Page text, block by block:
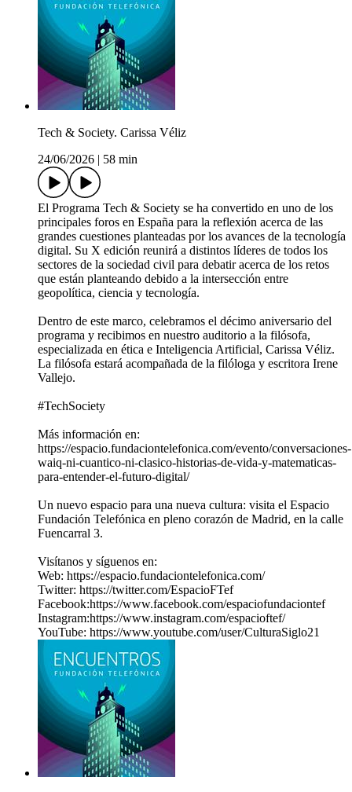
Tech & Society. Carissa Véliz
24/06/2026
58 min
El Programa Tech & Society se ha convertido en uno de los
principales foros en España para la reflexión acerca de las
grandes cuestiones planteadas por los avances de la tecnología
digital. Su X edición reunirá a distintos líderes de todos los
sectores de la sociedad civil para debatir acerca de los retos
que están planteando debido a la intersección entre
geopolítica, ciencia y tecnología.
Dentro de este marco, celebramos el décimo aniversario del
programa y recibimos en nuestro auditorio a la filósofa,
especializada en ética e Inteligencia Artificial, Carissa Véliz.
La filósofa estará acompañada de la filóloga y escritora Irene
Vallejo.
#TechSociety
Más información en:
https://espacio.fundaciontelefonica.com/evento/conversaciones-
waiq-ni-cuantico-ni-clasico-historias-de-vida-y-matematicas-
para-entender-el-futuro-digital/
Un nuevo espacio para una nueva cultura: visita el Espacio
Fundación Telefónica en pleno corazón de Madrid, en la calle
Fuencarral 3.
Visítanos y síguenos en:
Web: https://espacio.fundaciontelefonica.com/
Twitter: https://twitter.com/EspacioFTef
Facebook:https://www.facebook.com/espaciofundaciontef
Instagram:https://www.instagram.com/espacioftef/
YouTube: https://www.youtube.com/user/CulturaSiglo21